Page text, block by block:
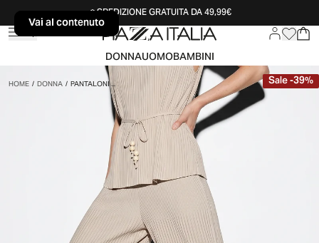
Vai al contenutoSPEDIZIONE GRATUITA DA 49,99€
DONNAUOMOBAMBINI
HOME/DONNA/PANTALONI ... Sale-39%
Vai al contenuto